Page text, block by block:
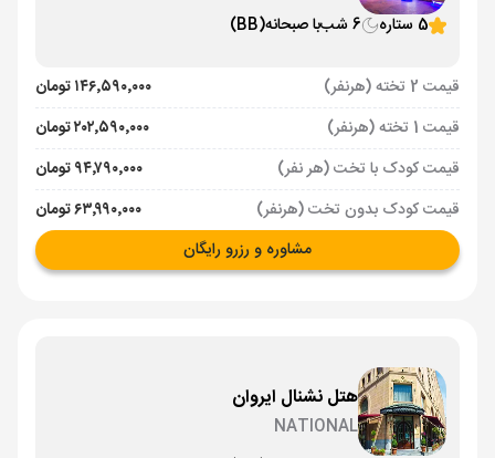
5 ستاره
6 شب با صبحانه(BB)
قیمت 2 تخته (هرنفر)
۱۴۶٬۵۹۰٬۰۰۰ تومان
قیمت 1 تخته (هرنفر)
۲۰۲٬۵۹۰٬۰۰۰ تومان
قیمت کودک با تخت (هر نفر)
۹۴٬۷۹۰٬۰۰۰ تومان
قیمت کودک بدون تخت (هرنفر)
۶۳٬۹۹۰٬۰۰۰ تومان
مشاوره و رزرو رایگان
هتل نشنال ایروان
NATIONAL